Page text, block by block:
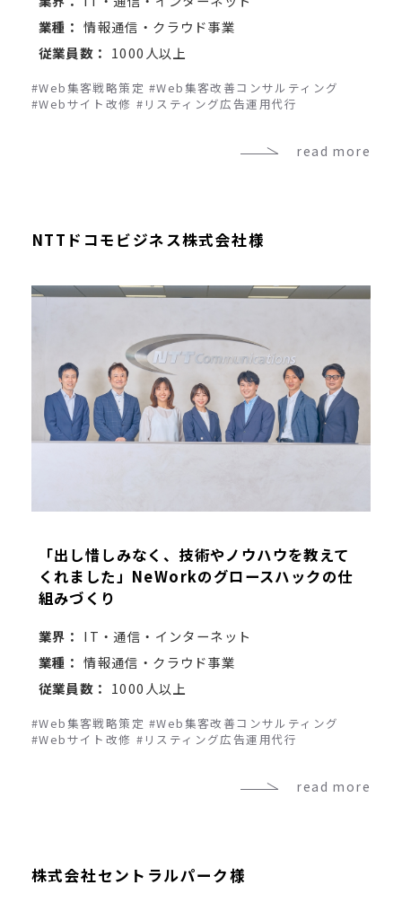
業種： 情報通信・クラウド事業
従業員数： 1000人以上
#Web集客戦略策定 #Web集客改善コンサルティング
#Webサイト改修 #リスティング広告運用代行
read more
NTTドコモビジネス株式会社様
「出し惜しみなく、技術やノウハウを教えて
くれました」NeWorkのグロースハックの仕
組みづくり
業界： IT・通信・インターネット
業種： 情報通信・クラウド事業
従業員数： 1000人以上
#Web集客戦略策定 #Web集客改善コンサルティング
#Webサイト改修 #リスティング広告運用代行
read more
株式会社セントラルパーク様